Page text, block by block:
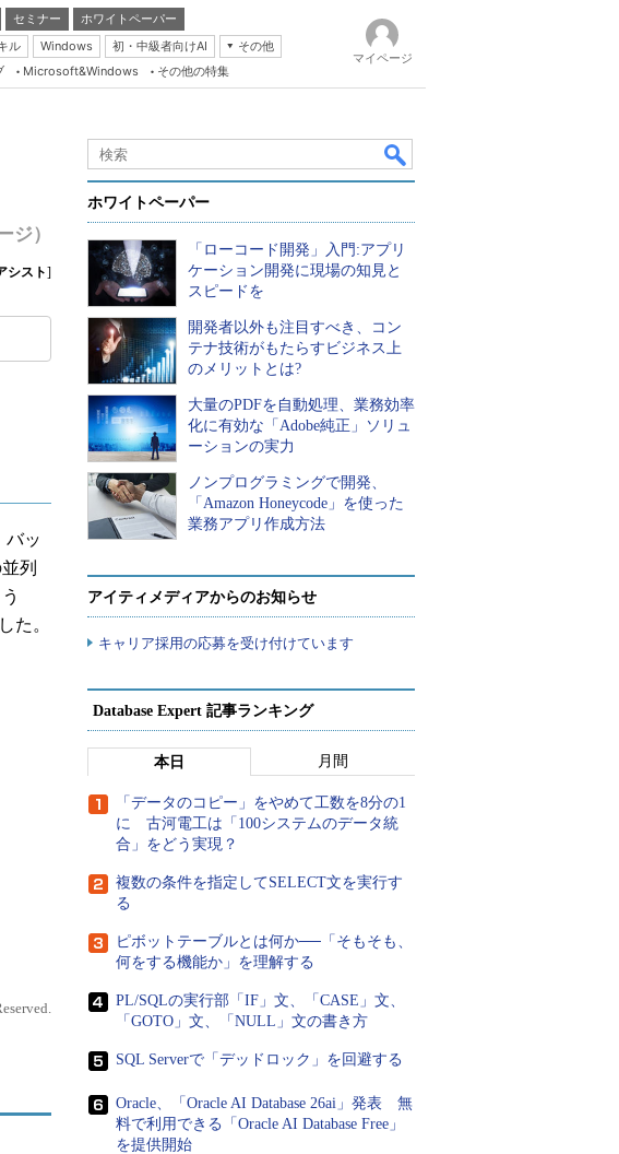
セミナー
ホワイトペーパー
ル Windows 初・中級者向けAI
その他
Server & Storage
Database Expert
Master of IP Network
Security & Trust
Microsoft&Windows その他の特集
マイページ
ジ）
シスト]
バッ
列
た。
き
、読
ホワイトペーパー
「ローコード開発」入門:アプリ
ケーション開発に現場の知見と
スピードを
開発者以外も注目すべき、コン
テナ技術がもたらすビジネス上
のメリットとは?
大量のPDFを自動処理、業務効率
化に有効な「Adobe純正」ソリュ
ーションの実力
ノンプログラミングで開発、
「Amazon Honeycode」を使った
業務アプリ作成方法
アイティメディアからのお知らせ
キャリア採用の応募を受け付けています
Database Expert 記事ランキング
本日 月間
「データのコピー」をやめて工数を8分の1
に 古河電工は「100システムのデータ統
合」をどう実現？
複数の条件を指定してSELECT文を実行す
る
ピボットテーブルとは何か──「そもそも、
何をする機能か」を理解する
PL/SQLの実行部「IF」文、「CASE」文、
「GOTO」文、「NULL」文の書き方
SQL Serverで「デッドロック」を回避する
Oracle、「Oracle AI Database 26ai」発表 無
料で利用できる「Oracle AI Database Free」
を提供開始